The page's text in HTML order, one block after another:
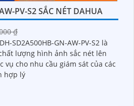
PV-S2 SẮC NÉT DAHUA
₫
SD2A500HB-GN-AW-PV-S2 là
lượng hình ảnh sắc nét lên
vụ cho nhu cầu giám sát của các
hợp lý